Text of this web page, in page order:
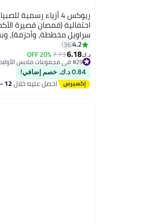
5
ريوكس 4 أزياء رسمية
احتفالية (قمصان قصيرة
سراويل مخططة، وأحزمة)،
للحفلات وحفلات الزفاف
4.2
36
د.ك‏6.18
7.73
20% OFF
#29 في مجموعات ملابس الأولاد
#29 في مجموعات ملابس الأولاد
0.84 د.ك. خصم إضافي!
احصل عليه خلال12 - 13 اغسطس